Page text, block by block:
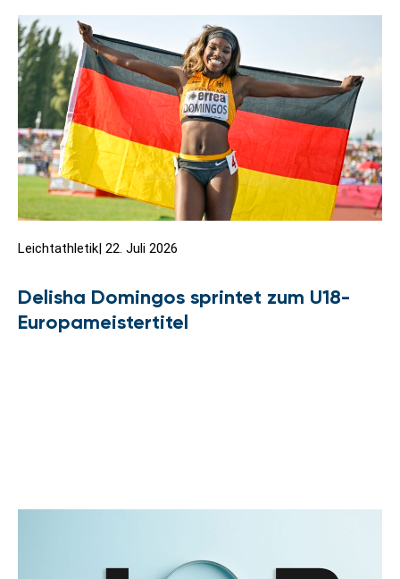
Leichtathletik| 22. Juli 2026
Delisha Domingos sprintet zum U18-
Europameistertitel